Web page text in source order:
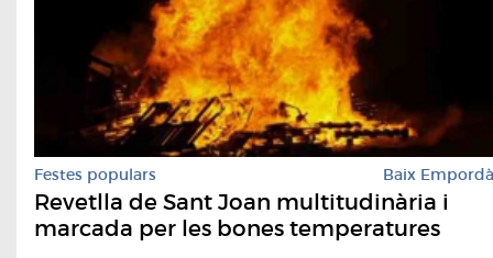
Festes populars Baix Empordà
Revetlla de Sant Joan multitudinària i
marcada per les bones temperatures